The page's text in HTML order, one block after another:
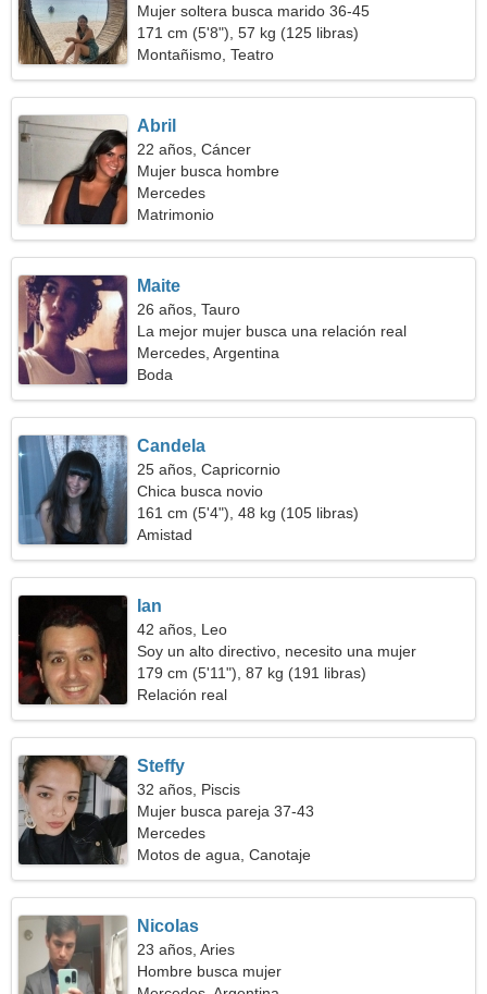
Mujer soltera busca marido 36-45
171 cm (5'8"), 57 kg (125 libras)
Montañismo, Teatro
Abril
22 años, Cáncer
Mujer busca hombre
Mercedes
Matrimonio
Maite
26 años, Tauro
La mejor mujer busca una relación real
Mercedes, Argentina
Boda
Candela
25 años, Capricornio
Chica busca novio
161 cm (5'4"), 48 kg (105 libras)
Amistad
Ian
42 años, Leo
Soy un alto directivo, necesito una mujer
seductora
179 cm (5'11"), 87 kg (191 libras)
Relación real
Steffy
32 años, Piscis
Mujer busca pareja 37-43
Mercedes
Motos de agua, Canotaje
Nicolas
23 años, Aries
Hombre busca mujer